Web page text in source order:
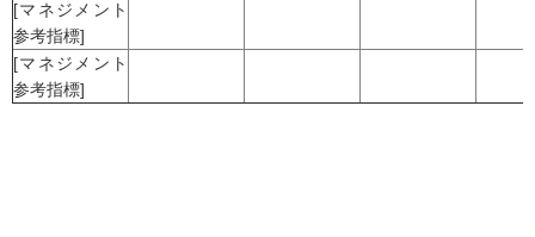
[マネジメント
参考指標]
[マネジメント
参考指標]